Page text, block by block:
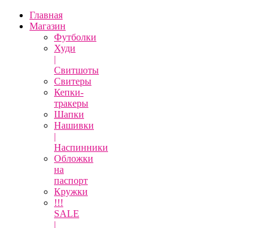
Главная
Магазин
Футболки
Худи
|
Свитшоты
Свитеры
Кепки-
тракеры
Шапки
Нашивки
|
Наспинники
Обложки
на
паспорт
Кружки
!!!
SALE
|